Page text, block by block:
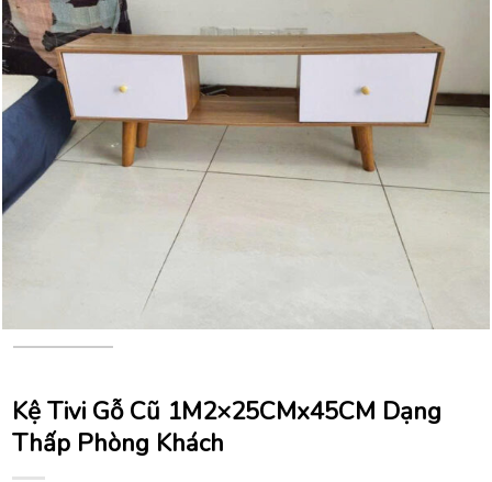
Kệ Tivi Gỗ Cũ 1M2×25CMx45CM Dạng
Thấp Phòng Khách